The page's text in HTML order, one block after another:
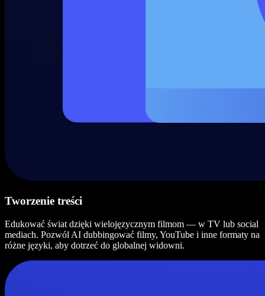
Tworzenie treści
Edukować świat dzięki wielojęzycznym filmom — w TV lub social
mediach. Pozwól AI dubbingować filmy, YouTube i inne formaty na
różne języki, aby dotrzeć do globalnej widowni.